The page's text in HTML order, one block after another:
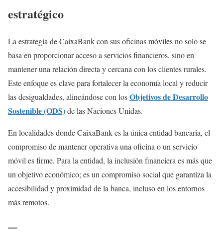
estratégico
La estrategia de CaixaBank con sus oficinas móviles no solo se
basa en proporcionar acceso a servicios financieros, sino en
mantener una relación directa y cercana con los clientes rurales.
Este enfoque es clave para fortalecer la economía local y reducir
las desigualdades, alineándose con losObjetivos de Desarrollo
Sostenible (ODS)de las Naciones Unidas.
En localidades donde CaixaBank es la única entidad bancaria, el
compromiso de mantener operativa una oficina o un servicio
móvil es firme. Para la entidad, la inclusión financiera es más que
un objetivo económico; es un compromiso social que garantiza la
accesibilidad y proximidad de la banca, incluso en los entornos
más remotos.
—